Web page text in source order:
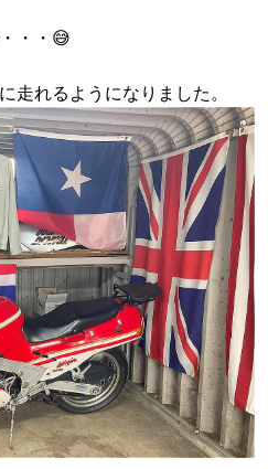
・・😅
走れるようになりました。